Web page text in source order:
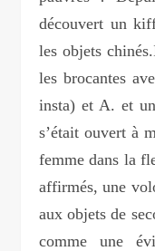
découvert un
les objets
les brocantes
insta) et A. et
s’était ouvert à
femme dans la
affirmés, une
aux objets de
comme une